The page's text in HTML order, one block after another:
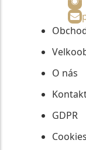
O nás
GDPR
Cookies